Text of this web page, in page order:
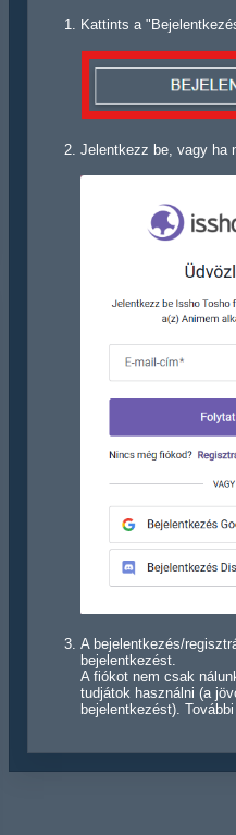
Kattints a
Jelentkezz be, vagy ha
A bejelentkezés/
bejelentkezést.
A fiókot nem csak
tudjátok használni (a
bejelentkezést).